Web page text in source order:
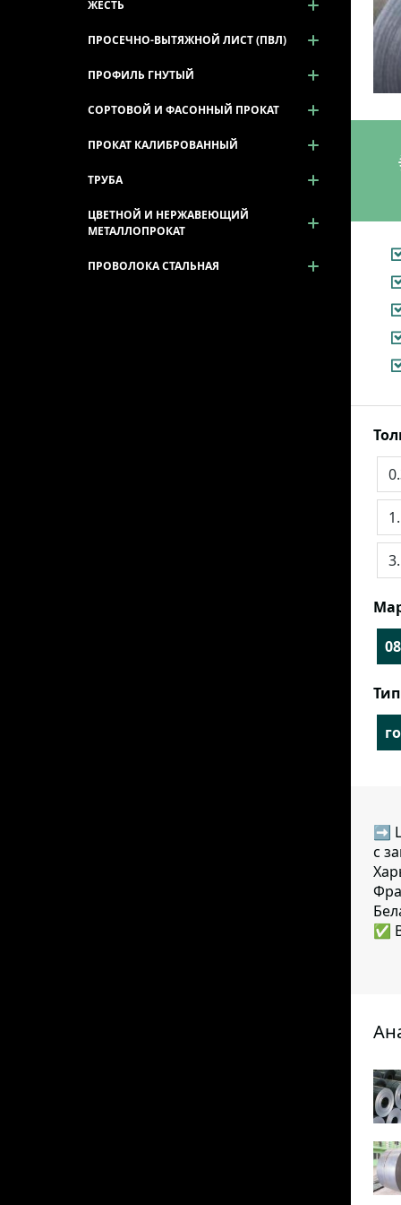
Тип
➡
с
✅
ЖЕСТЬ
ПРОСЕЧНО-ВЫТЯЖНОЙ ЛИСТ (ПВЛ)
ПРОФИЛЬ ГНУТЫЙ
СОРТОВОЙ И ФАСОННЫЙ ПРОКАТ
ПРОКАТ КАЛИБРОВАННЫЙ
ТРУБА
ЦВЕТНОЙ И НЕРЖАВЕЮЩИЙ
МЕТАЛЛОПРОКАТ
ПРОВОЛОКА СТАЛЬНАЯ